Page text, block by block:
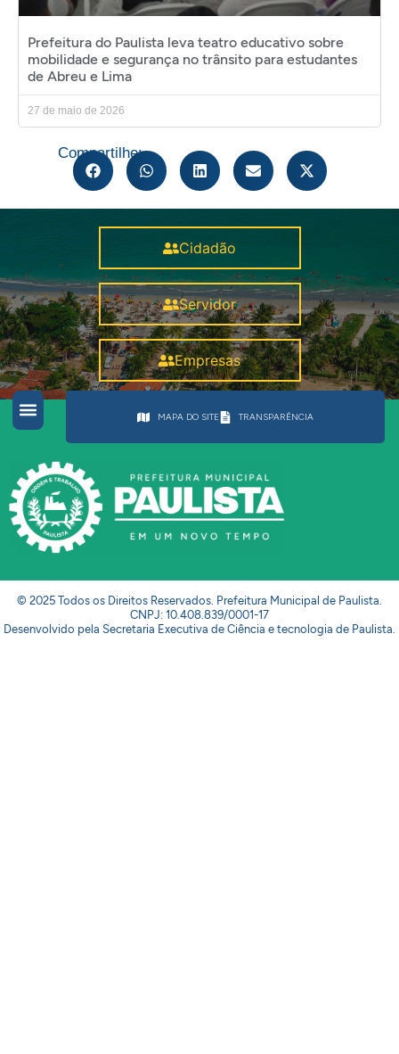
Prefeitura do Paulista leva teatro educativo sobre
mobilidade e segurança no trânsito para estudantes
de Abreu e Lima
27 de maio de 2026
Compartilhe:
Cidadão
Servidor
Empresas
MAPA DO SITE TRANSPARÊNCIA
© 2025 Todos os Direitos Reservados. Prefeitura Municipal de Paulista.
CNPJ: 10.408.839/0001-17
Desenvolvido pela Secretaria Executiva de Ciência e tecnologia de Paulista.